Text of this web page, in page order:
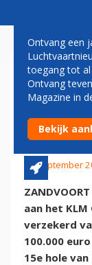
HOLE-
KLM
14 september
aan het
verzekerd
100.000
15e hole
Ontvang een
toegang tot al
Ontvang
Magazine in
Bekijk